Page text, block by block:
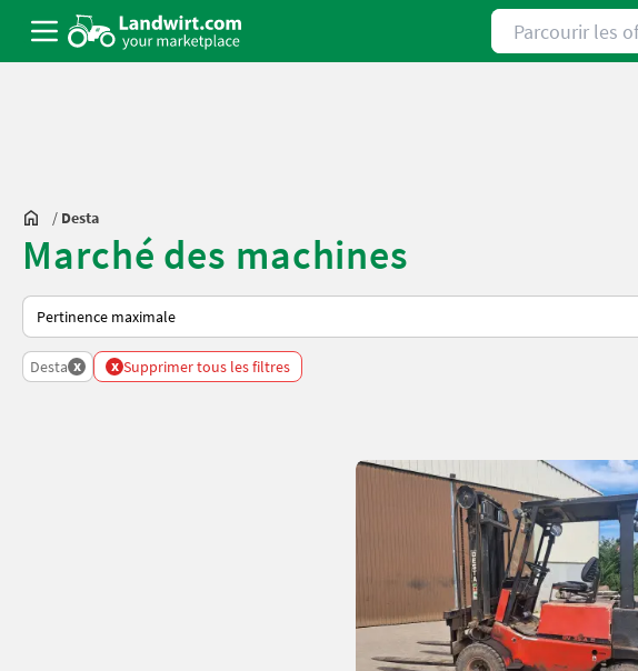
Parcourir les offres
/ Desta
Marché des machines
Voici comment les annonces sont triées sur Landwirt.com
Desta x x Supprimer tous les filtres